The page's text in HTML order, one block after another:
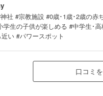
社 #宗教施設 #0歳･1歳･2歳の赤
学生の子供が楽しめる #中学生･
い #パワースポット
口コミ